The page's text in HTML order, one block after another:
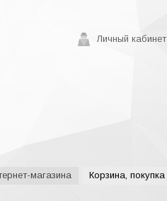
Личный кабинет
магазина Корзина, покупка